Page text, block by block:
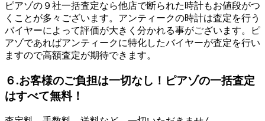
ピアゾの９社一括査定なら他店で断られた時計もお値段がつ
くことが多々ございます。アンティークの時計は査定を行う
バイヤーによって評価が大きく分かれる事がございます。ピ
アゾであればアンティークに特化したバイヤーが査定を行い
ますので高額査定が期待できます。
６.お客様のご負担は一切なし！ピアゾの一括査定
はすべて無料！